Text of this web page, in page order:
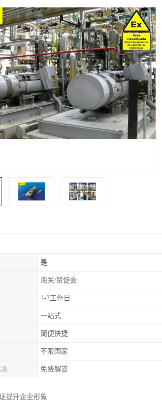
是
海关/贸促会
1-2工作日
一站式
简便快捷
不限国家
免费解答
提升企业形象